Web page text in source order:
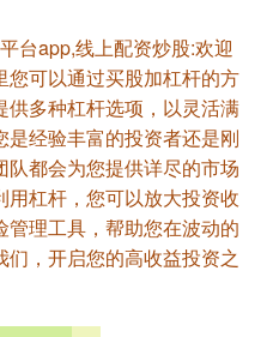
台app,线上配资炒股:欢迎
可以通过买股加杠杆的方
多种杠杆选项，以灵活满
经验丰富的投资者还是刚
都会为您提供详尽的市场
杠杆，您可以放大投资收
理工具，帮助您在波动的
，开启您的高收益投资之